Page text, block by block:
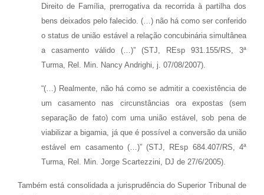
Direito de Família, prerrogativa da recorrida à partilha dos
bens deixados pelo falecido. (…) não há como ser conferido
o status de união estável a relação concubinária simultânea
a casamento válido (…)” (STJ, REsp 931.155/RS, 3ª
Turma, Rel. Min. Nancy Andrighi, j. 07/08/2007).
“(…) Realmente, não há como se admitir a coexistência de
um casamento nas circunstâncias ora expostas (sem
separação de fato) com uma união estável, sob pena de
viabilizar a bigamia, já que é possível a conversão da união
estável em casamento (…)” (STJ, REsp 684.407/RS, 4ª
Turma, Rel. Min. Jorge Scartezzini, DJ de 27/6/2005).
Também está consolidada a jurisprudência do Superior Tribunal de